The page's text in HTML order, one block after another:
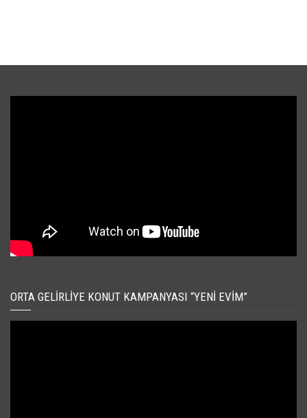
ORTA GELIRLIYE KONUT KAMPANYASI “YENI EVIM”